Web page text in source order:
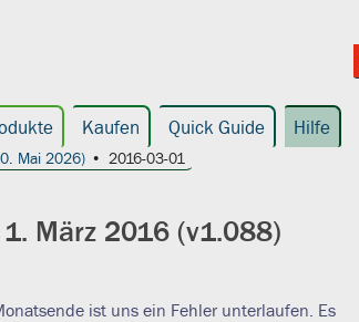
Kaufen Quick Guide Hilfe
Mai 2026) 2016-03-01
März 2016 (v1.088)
ist uns ein Fehler unterlaufen. Es